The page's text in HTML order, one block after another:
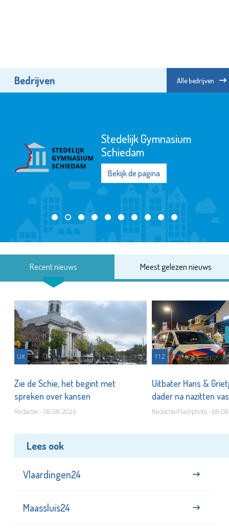
Bedrijven Alle bedrijven
Stedelijk Gymnasium
Schiedam
Bekijk de pagina
Recent nieuws Meest gelezen nieuws
Uit
Zie de Schie, het begint met
spreken over kansen
Redactie - 08-08-2026
112
Uitbater Hans &
dader na nazitten
Redactie/Flashphoto - 08-
Lees ook
Vlaardingen24
Maassluis24